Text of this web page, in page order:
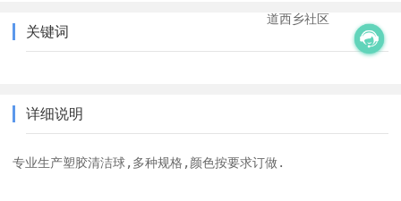
道西乡社区
关键词
详细说明
专业生产塑胶清洁球,多种规格,颜色按要求订做.